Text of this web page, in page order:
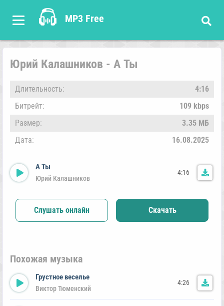
MP3 Free
Юрий Калашников - А Ты
Длительность:
4:16
Битрейт:
109 kbps
Размер:
3.35 МБ
Дата:
16.08.2025
А Ты
Юрий Калашников
4:16
Слушать онлайн Скачать
Похожая музыка
Грустное веселье
Виктор Тюменский
4:26